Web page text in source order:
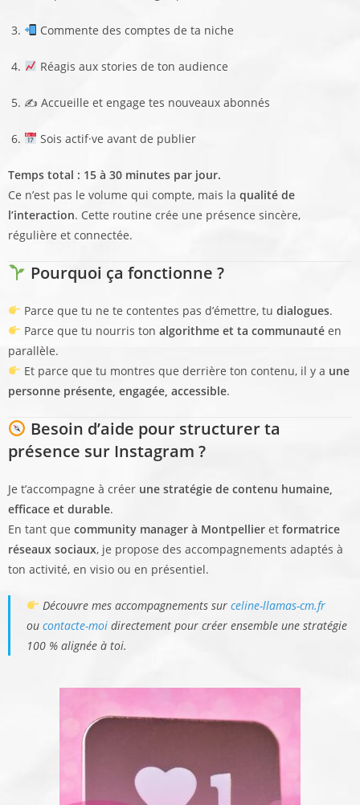
Commente des comptes de ta niche
Réagis aux stories de ton audience
✍️ Accueille et engage tes nouveaux abonnés
Sois actif·ve avant de publier
Temps total : 15 à 30 minutes par jour.
Ce n’est pas le volume qui compte, mais la qualité de
l’interaction. Cette routine crée une présence sincère,
régulière et connectée.
Pourquoi ça fonctionne ?
Parce que tu ne te contentes pas d’émettre, tu dialogues.
Parce que tu nourris ton algorithme et ta communautéen
parallèle.
Et parce que tu montres que derrière ton contenu, il y a une
personne présente, engagée, accessible.
Besoin d’aide pour structurer ta
présence sur Instagram ?
Je t’accompagne à créer une stratégie de contenu humaine,
efficace et durable.
En tant que community manager à Montpellier et formatrice
réseaux sociaux, je propose des accompagnements adaptés à
ton activité, en visio ou en présentiel.
Découvre mes accompagnements sur celine-llamas-cm.fr
ou contacte-moi directement pour créer ensemble une stratégie
100 % alignée à toi.